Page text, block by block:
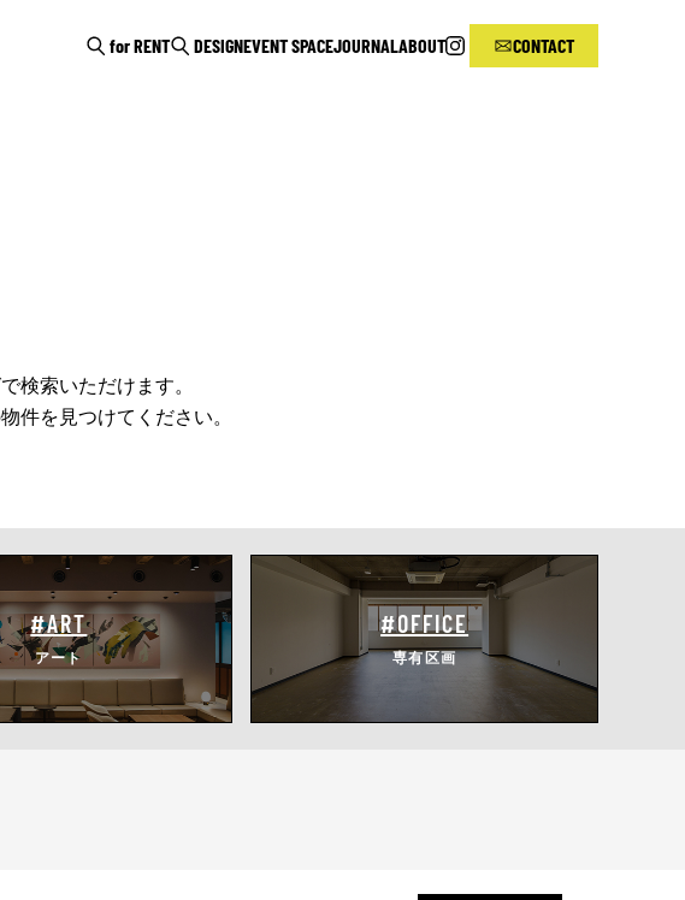
for RENT DESIGNEVENT SPACEJOURNAL ABOUT CONTACT
検索いただけます。
件を見つけてください。
#ART
アート
#OFFICE
専有区画